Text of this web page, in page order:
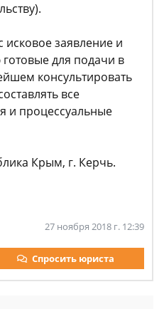
исковое заявление и
для подачи в
консультировать
все
и процессуальные
Крым, г. Керчь.
27 ноября 2018 г. 12:39
Спросить юриста